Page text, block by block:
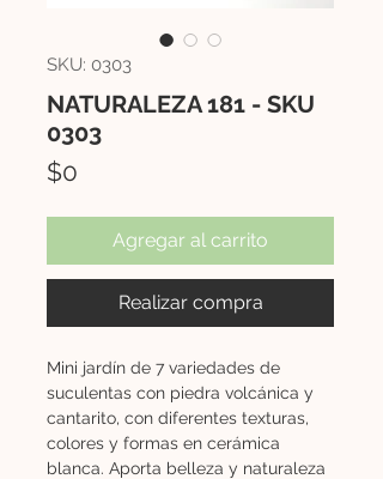
SKU: 0303
NATURALEZA 181 - SKU
0303
$0
Agregar al carrito
Realizar compra
Mini jardín de 7 variedades de
suculentas con piedra volcánica y
cantarito, con diferentes texturas,
colores y formas en cerámica
blanca. Aporta belleza y naturaleza